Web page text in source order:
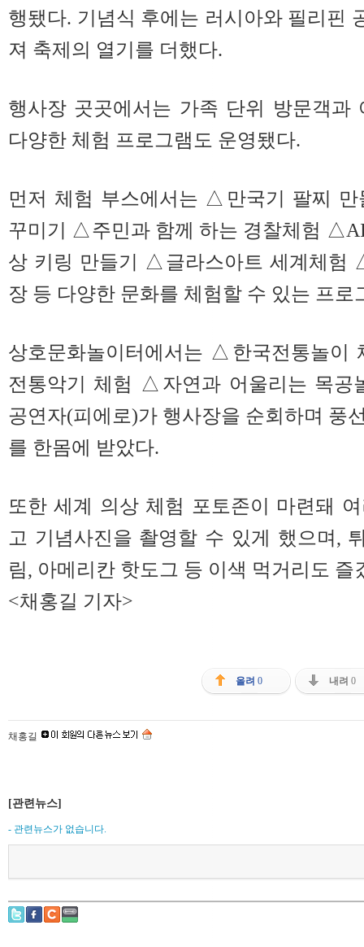
행됐다. 기념식 후에는 러시아와 필리핀
져 축제의 열기를 더했다.
행사장 곳곳에서는 가족 단위 방문객과
다양한 체험 프로그램도 운영됐다.
먼저 체험 부스에서는 △만국기 팔찌
꾸미기 △주민과 함께 하는 경찰체험
상 키링 만들기 △글라스아트 세계체험
장 등 다양한 문화를 체험할 수 있는 프로
상호문화놀이터에서는 △한국전통놀
전통악기 체험 △자연과 어울리는 목공
공연자(피에로)가 행사장을 순회하며 풍
를 한몸에 받았다.
또한 세계 의상 체험 포토존이 마련돼
고 기념사진을 촬영할 수 있게 했으며,
림, 아메리칸 핫도그 등 이색 먹거리도 즐
<채홍길 기자>
올려 0 내려 0
채홍길
[관련뉴스]
- 관련뉴스가 없습니다.